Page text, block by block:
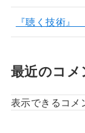
『聴く技術
最近のコメ
表示できるコメ